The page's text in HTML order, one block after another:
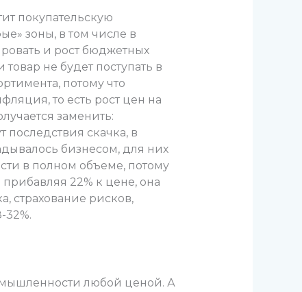
покупательскую
зоны, в том числе в
и рост бюджетных
не будет поступать в
потому что
то есть рост цен на
заменить:
скачка, в
бизнесом, для них
в полном объеме, потому
22% к цене, она
страхование рисков,
32%.
любой ценой. А